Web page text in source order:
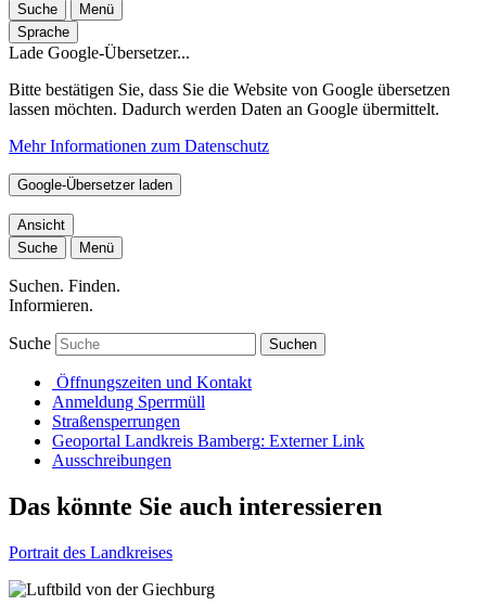
Suche
Menü
Sprache
Lade Google-Übersetzer...
Bitte bestätigen Sie, dass Sie die Website von Google übersetzen
lassen möchten. Dadurch werden Daten an Google übermittelt.
Mehr Informationen zum Datenschutz
Google-Übersetzer laden
Ansicht
Suche
Menü
Suchen. Finden.
Informieren.
Suche Suchen
Öffnungszeiten und Kontakt
Anmeldung Sperrmüll
Straßensperrungen
Geoportal Landkreis Bamberg: Externer Link
Ausschreibungen
Das könnte Sie auch interessieren
Portrait des Landkreises